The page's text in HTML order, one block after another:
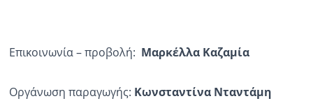
Επικοινωνία – προβολή: Μαρκέλλα Καζαμία
Οργάνωση παραγωγής: Κωνσταντίνα Νταντάμη